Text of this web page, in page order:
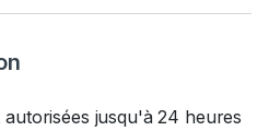
jusqu'à 24 heures